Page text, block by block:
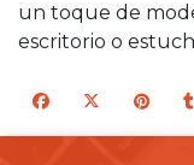
un toque de
escritorio o